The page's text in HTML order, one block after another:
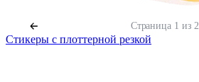
Страница 1 из 2
Стикеры с плоттерной резкой